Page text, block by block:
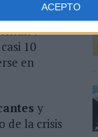
ACEPTO
ojos las
7
10
en
y
de la crisis